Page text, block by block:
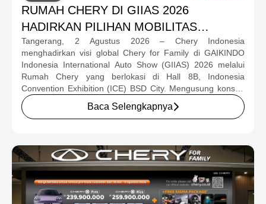
RUMAH CHERY DI GIIAS 2026
HADIRKAN PILIHAN MOBILITAS
LENGKAP DAN PROGRAM APRESIASI
KONSUMEN BERNILAI HAMPIR RP1
MILIAR
Tangerang, 2 Agustus 2026 – Chery Indonesia
menghadirkan visi global Chery for Family di GAIKINDO
Indonesia International Auto Show (GIIAS) 2026 melalui
Rumah Chery yang berlokasi di Hall 8B, Indonesia
Convention Exhibition (ICE) BSD City. Mengusung konsep
rumah yang hangat dan inklusif, Chery menghadirkan
pengalaman menyeluruh bagi keluarga Indonesia melalui
program apresiasi untuk konsumen.
Baca Selengkapnya